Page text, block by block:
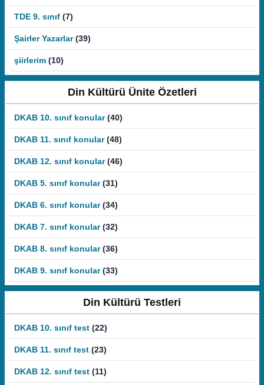
TDE 9. sınıf (7)
Şairler Yazarlar (39)
şiirlerim (10)
Din Kültürü Ünite Özetleri
DKAB 10. sınıf konular (40)
DKAB 11. sınıf konular (48)
DKAB 12. sınıf konular (46)
DKAB 5. sınıf konular (31)
DKAB 6. sınıf konular (34)
DKAB 7. sınıf konular (32)
DKAB 8. sınıf konular (36)
DKAB 9. sınıf konular (33)
Din Kültürü Testleri
DKAB 10. sınıf test (22)
DKAB 11. sınıf test (23)
DKAB 12. sınıf test (11)